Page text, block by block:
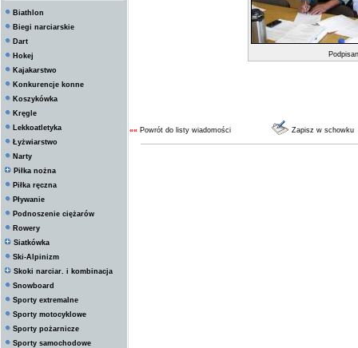
Biathlon
Biegi narciarskie
Dart
Hokej
Kajakarstwo
Konkurencje konne
Koszykówka
Kręgle
Lekkoatletyka
Łyżwiarstwo
Narty
Piłka nożna
Piłka ręczna
Pływanie
Podnoszenie ciężarów
Rowery
Siatkówka
Ski-Alpinizm
Skoki narciar. i kombinacja
Snowboard
Sporty extremalne
Sporty motocyklowe
Sporty pożarnicze
Sporty samochodowe
«« Powrót do listy wiadomości Zapisz w schowku